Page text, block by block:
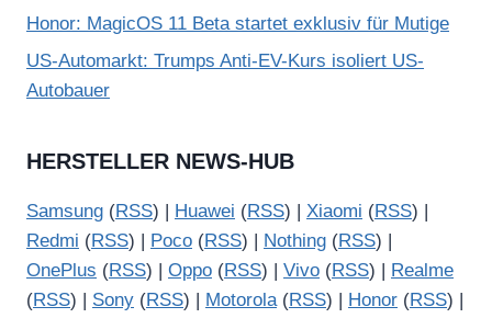
Honor: MagicOS 11 Beta startet exklusiv für Mutige
US-Automarkt: Trumps Anti-EV-Kurs isoliert US-
Autobauer
HERSTELLER NEWS-HUB
Samsung (RSS) | Huawei (RSS) | Xiaomi (RSS) |
Redmi (RSS) | Poco (RSS) | Nothing (RSS) |
OnePlus (RSS) | Oppo (RSS) | Vivo (RSS) |
Realme
(RSS) | Sony (RSS) | Motorola(RSS) | Honor (RSS) |